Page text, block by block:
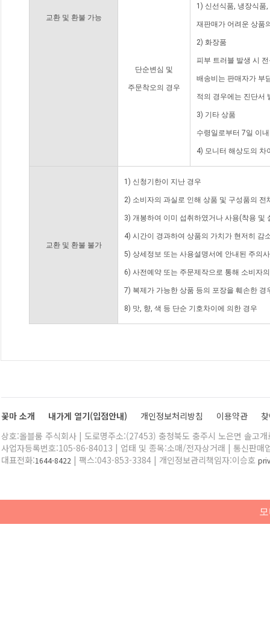
교환 및 환불 가능
단순변심 및
주문착오의 경우
1) 신선식품, 냉장식품
재판매가 어려운 상품
2) 화장품
피부 트러블 발생 시
배송비는 판매자가 부
적의 경우에는 진단서
3) 기타 상품
수령일로부터 7일 이
4) 모니터 해상도의 차
교환 및 환불 불가
1) 신청기한이 지난 경우
2) 소비자의 과실로 인해 상품 및 구성품의
3) 개봉하여 이미 섭취하였거나 사용(착용 및
4) 시간이 경과하여 상품의 가치가 현저히 감
5) 상세정보 또는 사용설명서에 안내된 주의
6) 사전예약 또는 주문제작으로 통해 소비자
7) 복제가 가능한 상품 등의 포장을 훼손한 경
8) 맛, 향, 색 등 단순 기호차이에 의한 경우
꽃마 소개 내가게 열기(입점안내) 개인정보처리방침 이용약관
상호:올블룸 주식회사 | 도로명주소:(27453) 충청북도 충주시 노은면 솔고
사업자등록번호:105-86-84013 | 업태 및 종목:소매/전자상거래 | 통신판매
대표전화:1644-8422 | 팩스:043-853-3384 | 개인정보관리책임자:이승호